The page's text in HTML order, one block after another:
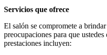
Servicios que ofrece
El salón se compromete a
preocupaciones para que
prestaciones incluyen: